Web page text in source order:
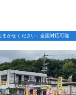
かせください | 全国対応可能